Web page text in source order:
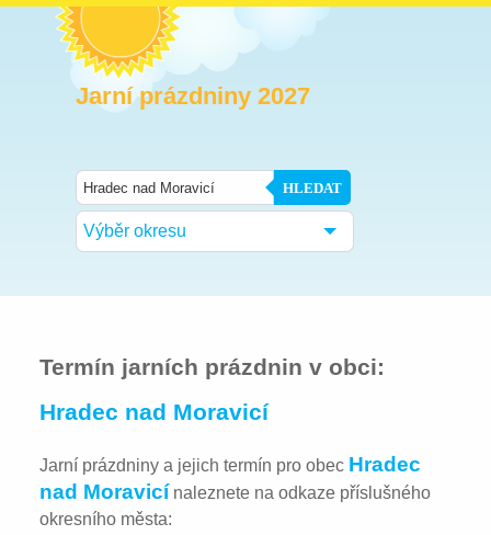
Jarní prázdniny 2027
HLEDAT
Výběr okresu
Termín jarních prázdnin v obci:
Hradec nad Moravicí
Jarní prázdniny a jejich termín pro obec Hradec
nad Moravicí naleznete na odkaze příslušného
okresního města: